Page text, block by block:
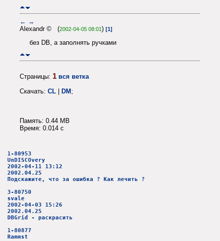
← →
Alexandr © (2002-04-05 08:01) [1]
без DB, а заполнять ручками
Страницы: 1 вся ветка
Скачать: CL DM ;
Память: 0.44 MB
Время: 0.014 c
1-80953
UnDISCOvery
2002-04-11 13:12
2002.04.25
Подскажите, что за ошибка ? Как лечить ?
3-80750
svale
2002-04-03 15:26
2002.04.25
DBGrid - раскрасить
1-80877
Rammst